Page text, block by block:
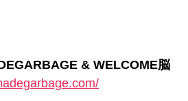
& WELCOME脳